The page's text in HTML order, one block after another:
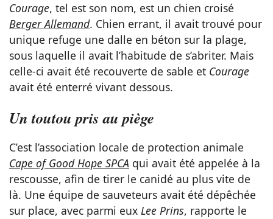
Courage, tel est son nom, est un chien croisé
Berger Allemand. Chien errant, il avait trouvé pour
unique refuge une dalle en béton sur la plage,
sous laquelle il avait l’habitude de s’abriter. Mais
celle-ci avait été recouverte de sable et Courage
avait été enterré vivant dessous.
Un toutou pris au piège
C’est l’association locale de protection animale
Cape of Good Hope SPCA qui avait été appelée à la
rescousse, afin de tirer le canidé au plus vite de
là. Une équipe de sauveteurs avait été dépêchée
sur place, avec parmi eux Lee Prins, rapporte le